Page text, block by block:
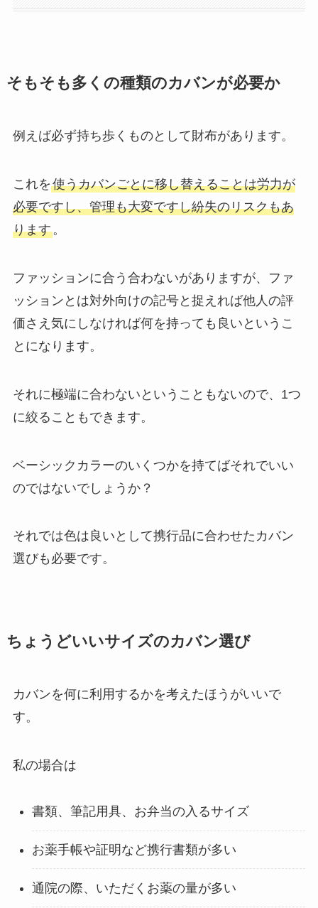
そもそも多くの種類のカバンが必要か
例えば必ず持ち歩くものとして財布があります。
これを使うカバンごとに移し替えることは労力が
必要ですし、管理も大変ですし紛失のリスクもあ
ります。
ファッションに合う合わないがありますが、ファ
ッションとは対外向けの記号と捉えれば他人の評
価さえ気にしなければ何を持っても良いというこ
とになります。
それに極端に合わないということもないので、1つ
に絞ることもできます。
ベーシックカラーのいくつかを持てばそれでいい
のではないでしょうか？
それでは色は良いとして携行品に合わせたカバン
選びも必要です。
ちょうどいいサイズのカバン選び
カバンを何に利用するかを考えたほうがいいで
す。
私の場合は
書類、筆記用具、お弁当の入るサイズ
お薬手帳や証明など携行書類が多い
通院の際、いただくお薬の量が多い